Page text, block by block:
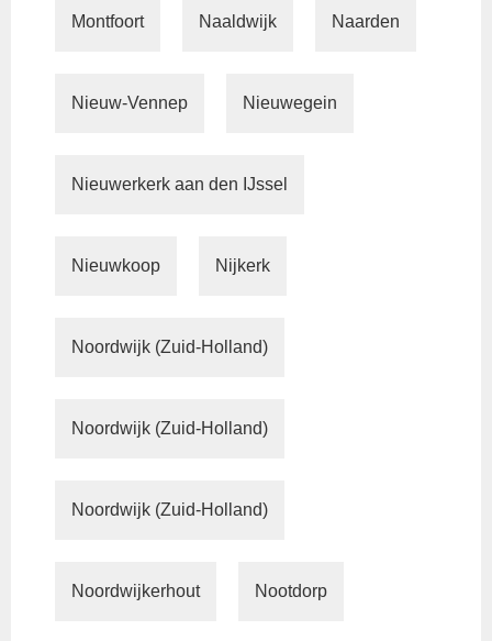
Montfoort Naaldwijk Naarden
Nieuw-Vennep Nieuwegein
Nieuwerkerk aan den IJssel
Nieuwkoop Nijkerk
Noordwijk (Zuid-Holland)
Noordwijk (Zuid-Holland)
Noordwijk (Zuid-Holland)
Noordwijkerhout Nootdorp